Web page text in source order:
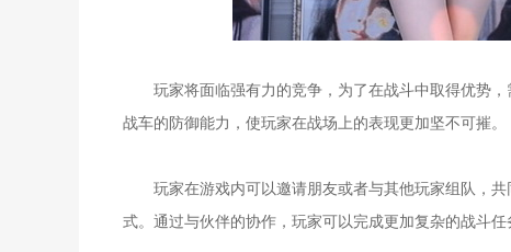
玩家将面临强有力的竞争，为了在战斗中取得优势，
战车的防御能力，使玩家在战场上的表现更加坚不可摧。
玩家在游戏内可以邀请朋友或者与其他玩家组队，共
式。通过与伙伴的协作，玩家可以完成更加复杂的战斗任